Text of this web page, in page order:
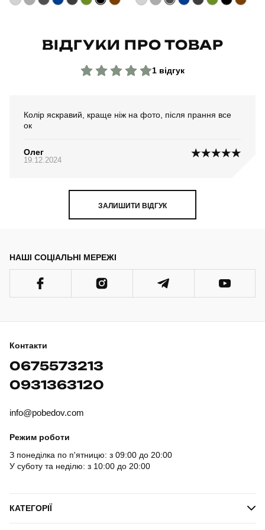
ВІДГУКИ ПРО ТОВАР
1 відгук
Колір яскравий, краще ніж на фото, після прання все
ок
Олег
19.12.2024
ЗАЛИШИТИ ВІДГУК
НАШІ СОЦІАЛЬНІ МЕРЕЖІ
Контакти
0675573213
0931363120
info@pobedov.com
Режим роботи
З понеділка по п'ятницю: з 09:00 до 20:00
У суботу та неділю: з 10:00 до 20:00
КАТЕГОРІЇ